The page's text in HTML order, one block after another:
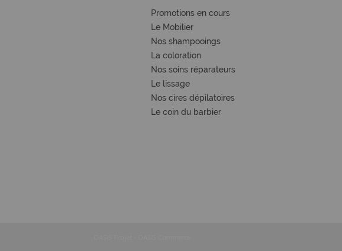
Promotions en cours
Le Mobilier
Nos shampooings
La coloration
Nos soins réparateurs
Le lissage
Nos cires dépilatoires
Le coin du barbier